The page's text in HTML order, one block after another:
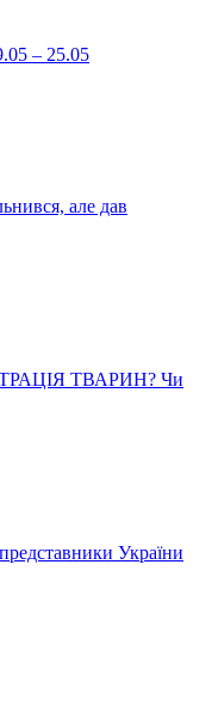
– 25.05
але дав
ТВАРИН? Чи
України